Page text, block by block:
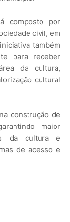
composto por
civil, em
também
para receber
da cultura,
cultural
construção de
maior
da cultura e
de acesso e